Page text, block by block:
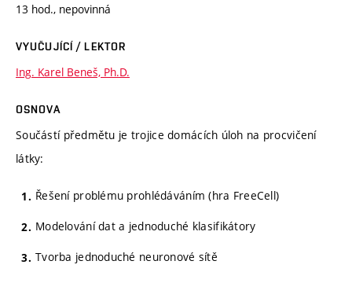
13 hod., nepovinná
VYUČUJÍCÍ / LEKTOR
Ing. Karel Beneš, Ph.D.
OSNOVA
Součástí předmětu je trojice domácích úloh na procvičení
látky:
Řešení problému prohlédáváním (hra FreeCell)
Modelování dat a jednoduché klasifikátory
Tvorba jednoduché neuronové sítě